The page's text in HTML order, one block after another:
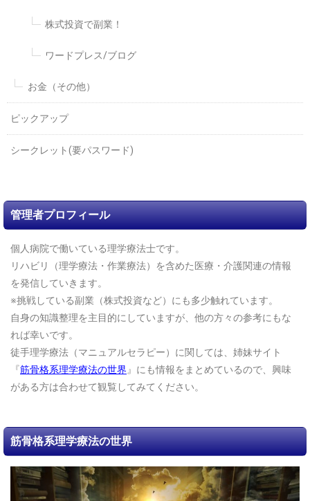
株式投資で副業！
ワードプレス/ブログ
お金（その他）
ピックアップ
シークレット(要パスワード)
管理者プロフィール
個人病院で働いている理学療法士です。
リハビリ（理学療法・作業療法）を含めた医療・介護関連の情報
を発信していきます。
※挑戦している副業（株式投資など）にも多少触れています。
自身の知識整理を主目的にしていますが、他の方々の参考にもな
れば幸いです。
徒手理学療法（マニュアルセラピー）に関しては、姉妹サイト
『筋骨格系理学療法の世界』にも情報をまとめているので、興味
がある方は合わせて観覧してみてください。
筋骨格系理学療法の世界